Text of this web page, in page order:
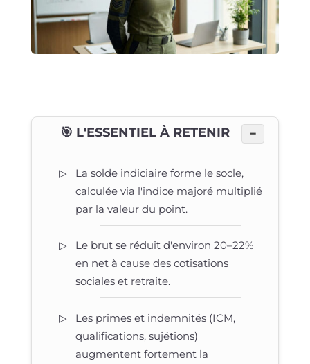
🎯 L'ESSENTIEL À RETENIR −
La solde indiciaire forme le socle,
calculée via l'indice majoré multiplié
par la valeur du point.
Le brut se réduit d'environ 20–22%
en net à cause des cotisations
sociales et retraite.
Les primes et indemnités (ICM,
qualifications, sujétions)
augmentent fortement la